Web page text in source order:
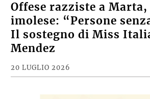
Offese razziste a
imolese: “Persone
Il sostegno di Miss
Mendez
20 LUGLIO 2026